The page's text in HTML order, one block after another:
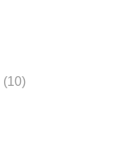
(10)